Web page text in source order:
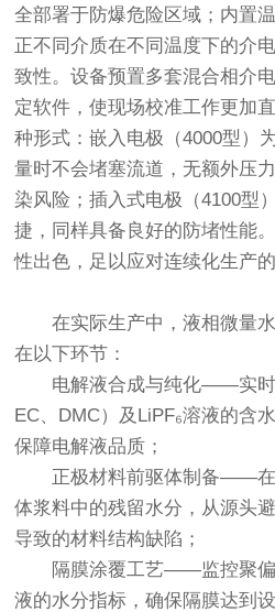
全部署于防爆危险区域；内置
正不同介质在不同温度下的介
致性。设备预置多套混合相介
定软件，使现场校准工作更加
种形式：嵌入电极（4000型）
量时不会堵塞流道，无额外压
染风险；插入式电极（4100型
捷，同样具备良好的防堵性能
性出色，足以应对连续化生产的
在实际生产中，液相微量
在以下环节：
电解液合成与纯化——实
EC、DMC）及LiPF₆溶液的含
保障电解液品质；
正极材料前驱体制备——
体浆料中的残留水分，从源头
导致的材料结构缺陷；
隔膜涂覆工艺——监控聚
液的水分指标，确保隔膜达到